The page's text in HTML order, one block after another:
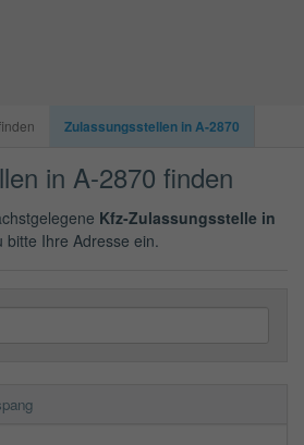
Zulassungsstellen in A-2870
in A-2870 finden
Kfz-Zulassungsstelle in
bitte Ihre Adresse ein.